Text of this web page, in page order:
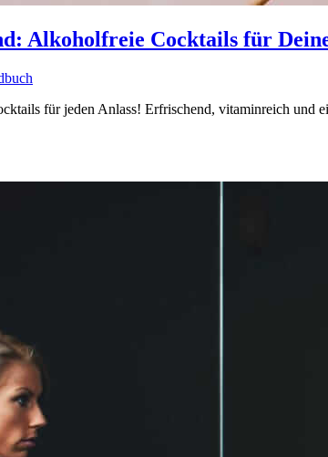
Alkoholfreie Cocktails für
für jeden Anlass! Erfrischend, vitaminreich und